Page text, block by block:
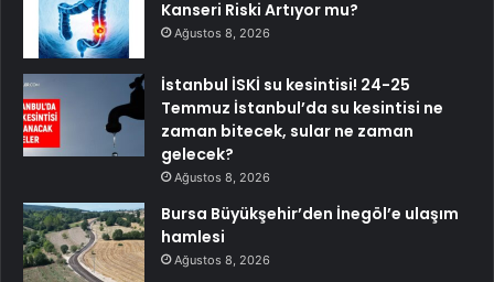
Kanseri Riski Artıyor mu?
Ağustos 8, 2026
İstanbul İSKİ su kesintisi! 24-25
Temmuz İstanbul’da su kesintisi ne
zaman bitecek, sular ne zaman
gelecek?
Ağustos 8, 2026
Bursa Büyükşehir’den İnegöl’e ulaşım
hamlesi
Ağustos 8, 2026